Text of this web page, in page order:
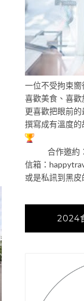
一位不受拘束
喜歡美食、喜歡
更喜歡把眼前
撰寫成有溫度的
合作邀約：
信箱：
或是私訊到黑皮
2024